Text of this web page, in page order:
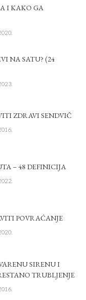
I KAKO GA
NA SATU? (24
ZDRAVI SENDVIČ
– 48 DEFINICIJA
POVRAĆANJE
SIRENU I
TRUBLJENJE